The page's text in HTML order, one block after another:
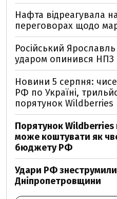
Нафта відреагувала
переговорах щодо
Російський
ударом опинився НПЗ
Новини 5 серпня:
РФ по Україні,
порятунок Wildberries
Порятунок Wildberries
може коштувати як
бюджету РФ
Удари РФ
Дніпропетровщини